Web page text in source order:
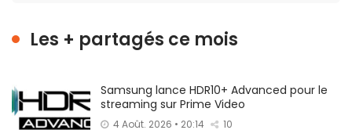
Les + partagés ce mois
Samsung lance HDR10+ Advanced pour le
streaming sur Prime Video
4 Août. 2026 • 20:14 10